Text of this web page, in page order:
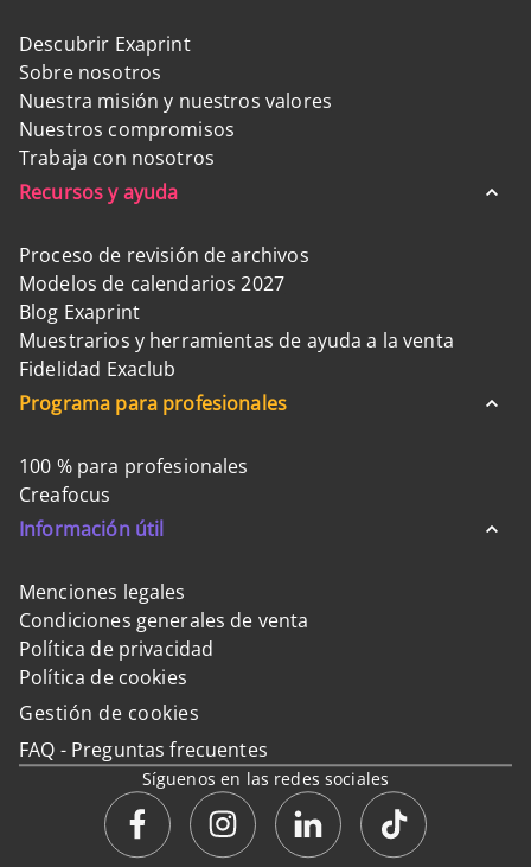
Descubrir Exaprint
Sobre nosotros
Nuestra misión y nuestros valores
Nuestros compromisos
Trabaja con nosotros
Recursos y ayuda
Proceso de revisión de archivos
Modelos de calendarios 2027
Blog Exaprint
Muestrarios y herramientas de ayuda a la venta
Fidelidad Exaclub
Programa para profesionales
100 % para profesionales
Creafocus
Información útil
Menciones legales
Condiciones generales de venta
Política de privacidad
Política de cookies
Gestión de cookies
FAQ - Preguntas frecuentes
Síguenos en las redes sociales